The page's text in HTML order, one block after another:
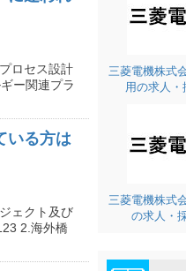
ロセス設計
ー関連プラ
いる方は
ェクト及び
2.海外橋
三菱電機株式
用の求人・
三菱電機株式
の求人・